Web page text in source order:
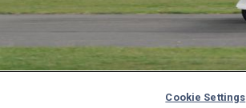
Cookie Settings